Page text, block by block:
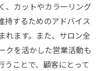
、カットやカラーリング
持するためのアドバイス
れます。また、サロン全
クを活かした営業活動も
うことで、顧客にとって